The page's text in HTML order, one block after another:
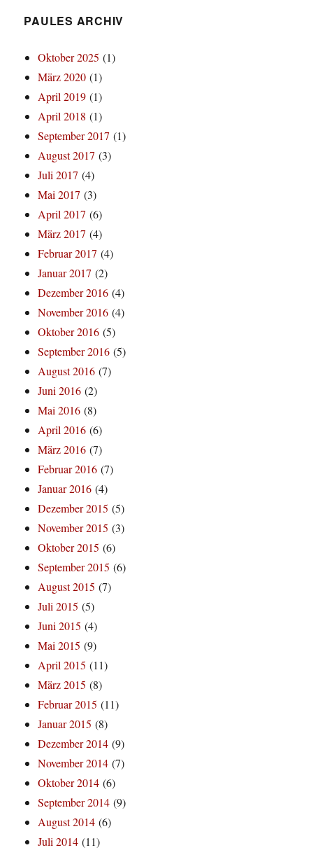
PAULES ARCHIV
Oktober 2025 (1)
März 2020 (1)
April 2019 (1)
April 2018 (1)
September 2017 (1)
August 2017 (3)
Juli 2017 (4)
Mai 2017 (3)
April 2017 (6)
März 2017 (4)
Februar 2017 (4)
Januar 2017 (2)
Dezember 2016 (4)
November 2016 (4)
Oktober 2016 (5)
September 2016 (5)
August 2016 (7)
Juni 2016 (2)
Mai 2016 (8)
April 2016 (6)
März 2016 (7)
Februar 2016 (7)
Januar 2016 (4)
Dezember 2015 (5)
November 2015 (3)
Oktober 2015 (6)
September 2015 (6)
August 2015 (7)
Juli 2015 (5)
Juni 2015 (4)
Mai 2015 (9)
April 2015 (11)
März 2015 (8)
Februar 2015 (11)
Januar 2015 (8)
Dezember 2014 (9)
November 2014 (7)
Oktober 2014 (6)
September 2014 (9)
August 2014 (6)
Juli 2014 (11)